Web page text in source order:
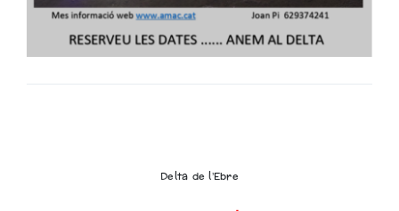
Delta de l’Ebre